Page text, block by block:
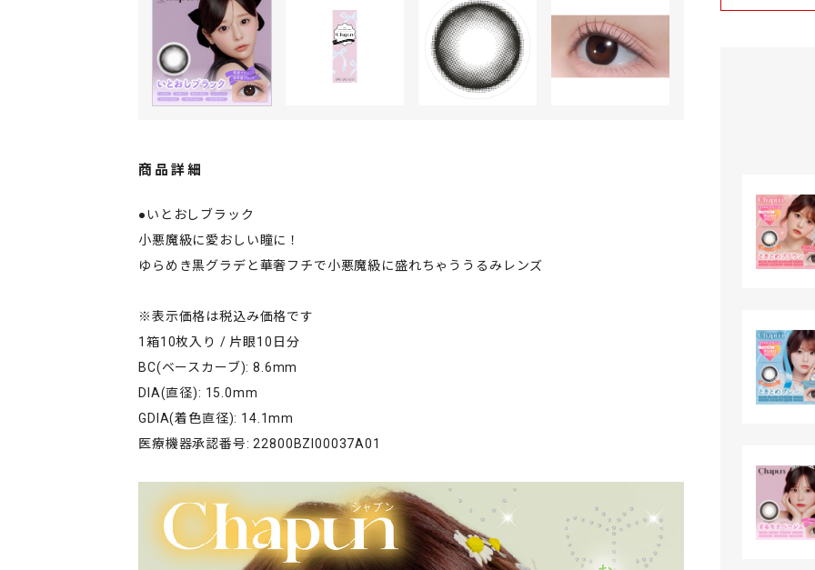
商品詳細
●いとおしブラック
小悪魔級に愛おしい瞳に！
ゆらめき黒グラデと華奢フチで小悪魔級に盛れちゃううるみレンズ
※表示価格は税込み価格です
1箱10枚入り / 片眼10日分
BC(ベースカーブ): 8.6mm
DIA(直径): 15.0mm
GDIA(着色直径): 14.1mm
医療機器承認番号: 22800BZI00037A01